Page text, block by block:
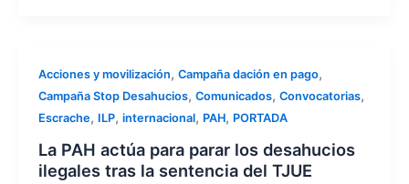
Acciones y movilización, Campaña dación en pago,
Campaña Stop Desahucios, Comunicados, Convocatorias,
Escrache, ILP, internacional, PAH, PORTADA
La PAH actúa para parar los desahucios
ilegales tras la sentencia del TJUE